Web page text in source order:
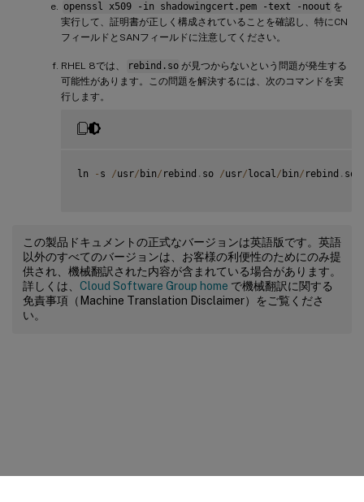
openssl x509 -in shadowingcert.pem -text -noout を
実行して、証明書が正しく構成されていることを確認し、特にCN
フィールドとSANフィールドに注意してください。
RHEL 8では、 rebind.so が見つからないという問題が発生する
可能性があります。この問題を解決するには、次のコマンドを実
行します。
ln - s /usr/ bin/ rebind . so /usr/ local/ bin/ rebind . so
この製品ドキュメントの正式なバージョンは英語版です。英語
以外のすべてのバージョンは、お客様の利便性のためにのみ提
供され、機械翻訳された内容が含まれている場合があります。
詳しくは、 Cloud Software Group home で機械翻訳に関する
免責事項（Machine Translation Disclaimer）をご覧くださ
い。